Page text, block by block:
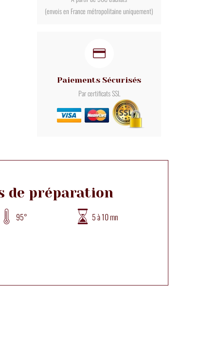
(envois en France métropolitaine uniquement)
Paiements Sécurisés
Par certificats SSL
de préparation
95°
5 à 10 mn